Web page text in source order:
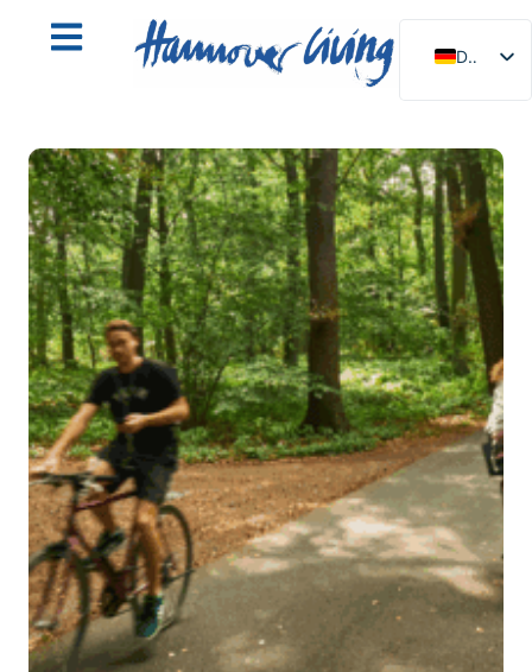
DE
EN
PL
ES
IT
DA
SV
FR
PT
TR
RU
FI
ZH
KO